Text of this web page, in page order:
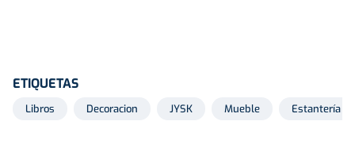
ETIQUETAS
Libros Decoracion JYSK Mueble Estantería